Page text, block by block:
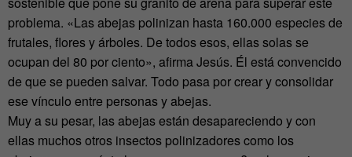
problema. «Las abejas polinizan hasta 160.000 especies de
frutales, flores y árboles. De todos esos, ellas solas se
ocupan del 80 por ciento», afirma Jesús. Él está convencido
de que se pueden salvar. Todo pasa por crear y consolidar
ese vínculo entre personas y abejas.
Muy a su pesar, las abejas están desapareciendo y con
ellas muchos otros insectos polinizadores como los